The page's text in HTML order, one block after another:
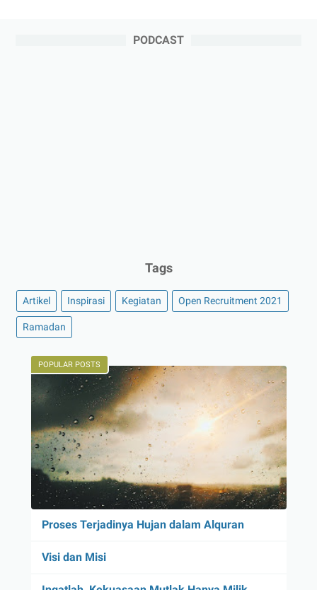
PODCAST
Tags
Artikel Inspirasi Kegiatan Open Recruitment 2021
Ramadan
POPULAR POSTS
Proses Terjadinya Hujan dalam Alquran
Visi dan Misi